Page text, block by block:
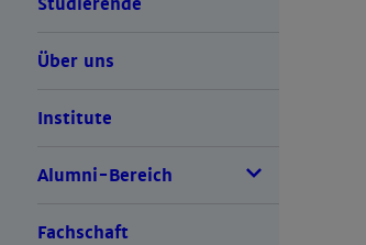
Über uns
Institute
Alumni-Bereich
Fachschaft